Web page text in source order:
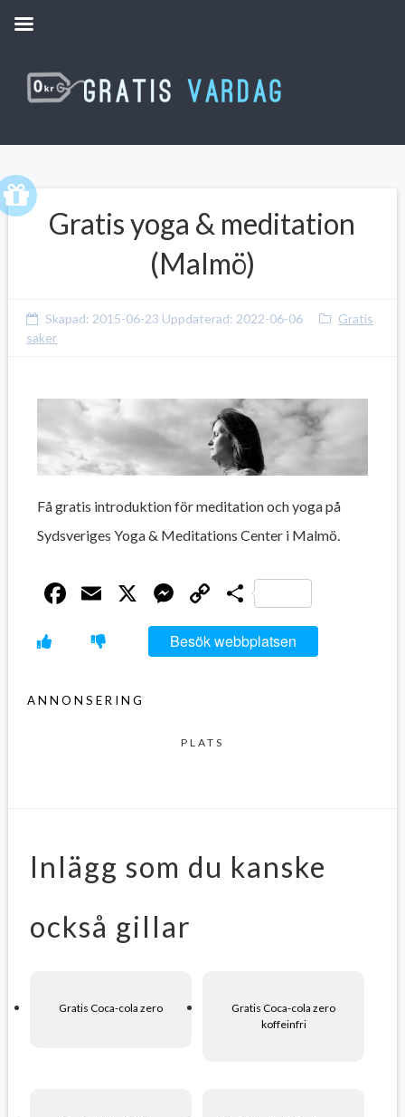
Gratis yoga & meditation
(Malmö)
Skapad: 2015-06-23 Uppdaterad: 2022-06-06
Gratis
saker
Få gratis introduktion för meditation och yoga på
Sydsveriges Yoga & Meditations Center i Malmö.
Facebook
Email
X Messenger
Copy
Link
Dela
Besök webbplatsen
ANNONSERING
PLATS
Inlägg som du kanske
också gillar
Gratis Coca-cola zero
Gratis Coca-cola zero
koffeinfri